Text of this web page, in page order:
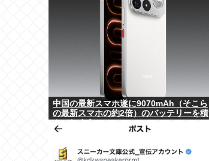
中国の最新スマホ遂に9070mAh（そこら
の最新スマホの約2倍）のバッテリーを積